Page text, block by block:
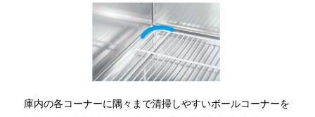
庫内の各コーナーに隅々まで清掃しやすいボールコーナーを